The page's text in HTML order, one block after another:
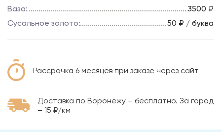
Ваза:
3500 ₽
Сусальное золото:
50 ₽ / буква
Рассрочка 6 месяцев при заказе через сайт
Доставка по Воронежу – бесплатно. За город
– 15 ₽/км